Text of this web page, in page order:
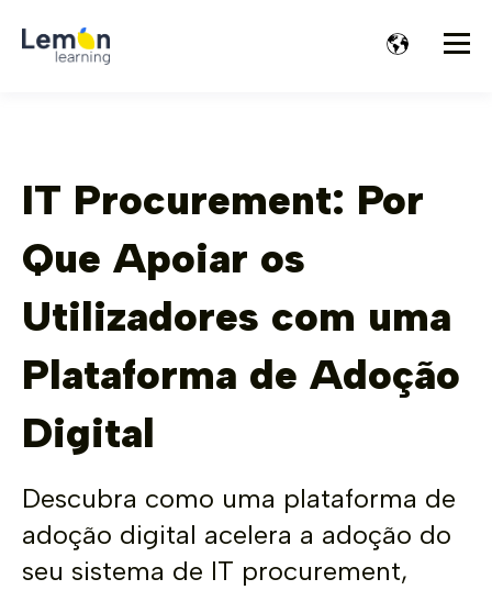
IT Procurement: Por
Que Apoiar os
Utilizadores com uma
Plataforma de Adoção
Digital
Descubra como uma plataforma de
adoção digital acelera a adoção do
seu sistema de IT procurement,